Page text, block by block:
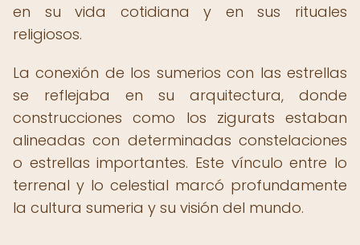
en su vida cotidiana y en sus rituales
religiosos.
La conexión de los sumerios con las estrellas
se reflejaba en su arquitectura, donde
construcciones como los zigurats estaban
alineadas con determinadas constelaciones
o estrellas importantes. Este vínculo entre lo
terrenal y lo celestial marcó profundamente
la cultura sumeria y su visión del mundo.